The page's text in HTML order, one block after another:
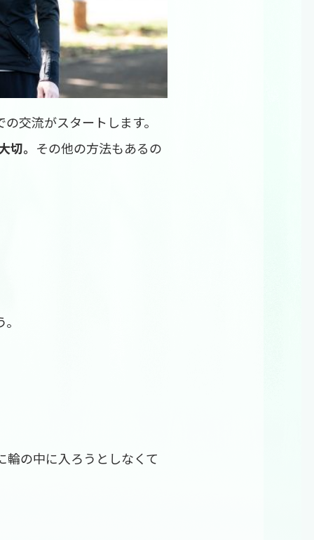
交流がスタートします。
。 その他の方法もあるの
輪の中に入ろうとしなくて